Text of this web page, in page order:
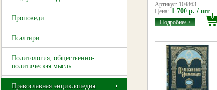
Проповеди
Псалтири
Политология, общественно-
политическая мысль
Православная энциклопедия
Артикул: 104863
Цена: 1 700 р. / шт
Подробнее >